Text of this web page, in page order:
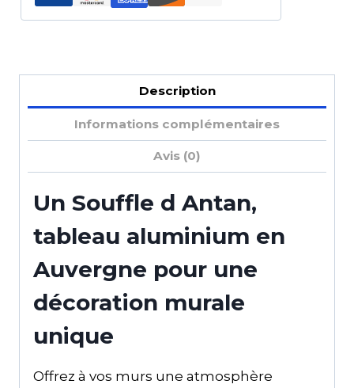
Description
Informations complémentaires
Avis (0)
Un Souffle d Antan,
tableau aluminium en
Auvergne pour une
décoration murale
unique
Offrez à vos murs une atmosphère